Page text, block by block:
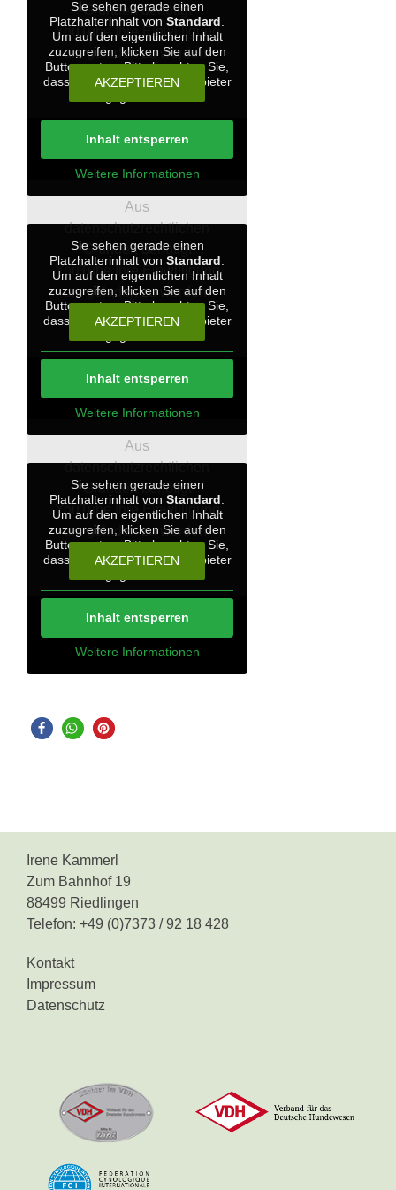
Sie sehen gerade einen
Platzhalterinhalt von Standard
Um auf den eigentlichen Inhalt
zuzugreifen, klicken Sie auf den
Button unten. Bitte beachten Sie,
dass dabei Daten an Drittanbieter
Inhalt entsperren
Weitere Informationen
Gründen benötigt
YouTube Ihre Einwilligung
um geladen zu werden.
AKZEPTIEREN
8. Woche
Sie sehen gerade einen
Platzhalterinhalt von Standard
Um auf den eigentlichen Inhalt
zuzugreifen, klicken Sie auf den
Button unten. Bitte beachten Sie,
dass dabei Daten an Drittanbieter
Inhalt entsperren
Weitere Informationen
Aus
datenschutzrechtlichen
Gründen benötigt
YouTube Ihre Einwilligung
um geladen zu werden.
AKZEPTIEREN
9. Woche
Sie sehen gerade einen
Platzhalterinhalt von Standard
Um auf den eigentlichen Inhalt
zuzugreifen, klicken Sie auf den
Button unten. Bitte beachten Sie,
dass dabei Daten an Drittanbieter
Inhalt entsperren
Weitere Informationen
Aus
datenschutzrechtlichen
Gründen benötigt
YouTube Ihre Einwilligung
um geladen zu werden.
AKZEPTIEREN
10. Woche
Irene Kammerl
Zum Bahnhof 19
88499 Riedlingen
Telefon: +49 (0)7373 / 92 18 428
Kontakt
Impressum
Datenschutz